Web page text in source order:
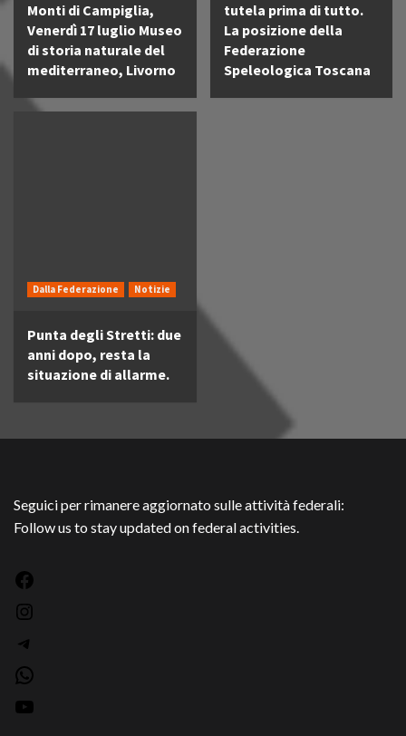
Monti di Campiglia,
Venerdì 17 luglio Museo
di storia naturale del
mediterraneo, Livorno
tutela prima di tutto.
La posizione della
Federazione
Speleologica Toscana
Dalla Federazione Notizie
Punta degli Stretti: due
anni dopo, resta la
situazione di allarme.
Seguici per rimanere aggiornato sulle attività federali:
Follow us to stay updated on federal activities.